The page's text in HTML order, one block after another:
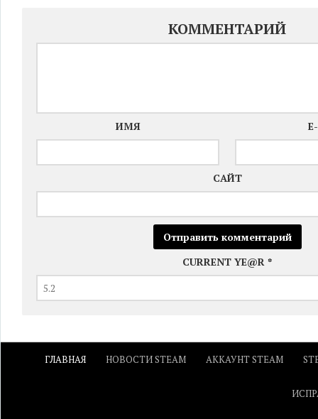
КОММЕНТАРИЙ
ИМЯ
САЙТ
CURRENT YE@R *
ГЛАВНАЯ НОВОСТИ STEAM АККАУНТ STEAM